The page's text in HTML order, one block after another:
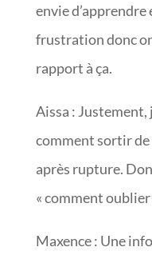
envie
frustration donc
rapport à ça.
Aissa :
comment sortir de
après rupture.
« comment
Maxence : Une